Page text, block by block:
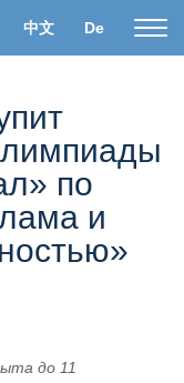
中文 De
по
и
до 11